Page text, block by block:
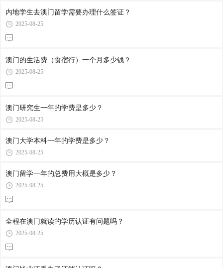
内地学生去澳门留学需要办理什么签证？
2025-08-25
澳门的生活费（食宿行）一个月多少钱？
2025-08-25
澳门研究生一年的学费是多少？
2025-08-25
澳门大学本科一年的学费是多少？
2025-08-25
澳门留学一年的总费用大概是多少？
2025-08-25
全程在澳门就读的学历认证有问题吗？
2025-08-25